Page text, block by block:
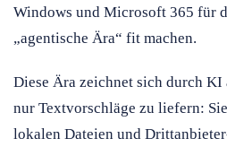
Windows und Microsoft 365 für
„agentische Ära“ fit machen.
Diese Ära zeichnet sich durch KI
nur Textvorschläge zu liefern:
lokalen Dateien und